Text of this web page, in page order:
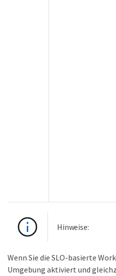
Hinweise:
Wenn Sie die SLO-basierte
Umgebung aktiviert und